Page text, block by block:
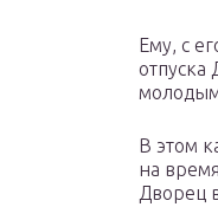
Ему, с
В этом
на
Дворец